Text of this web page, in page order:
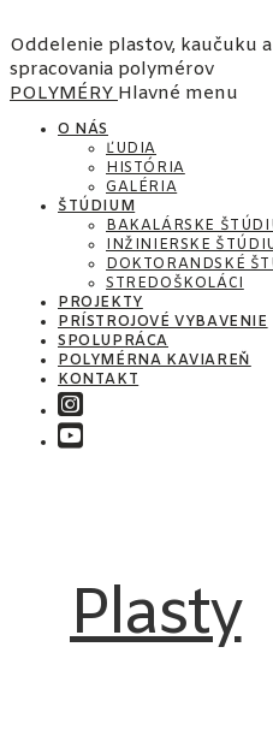
Oddelenie plastov, kaučuku
spracovania polymérov
POLYMÉRY Hlavné menu
O NÁS
ĽUDIA
HISTÓRIA
GALÉRIA
ŠTÚDIUM
BAKALÁRSKE
INŽINIERSKE
DOKTORANDSKÉ
STREDOŠKOLÁCI
PROJEKTY
PRÍSTROJOVÉ VYBAVENIE
SPOLUPRÁCA
POLYMÉRNA KAVIAREŇ
KONTAKT
Plasty